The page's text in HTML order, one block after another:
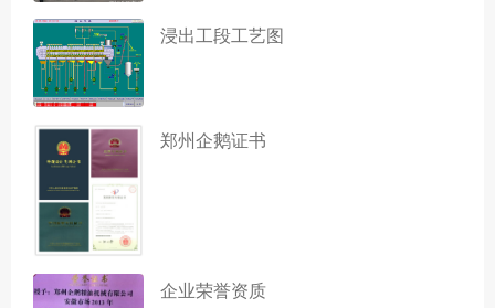
浸出工段工艺图
郑州企鹅证书
企业荣誉资质